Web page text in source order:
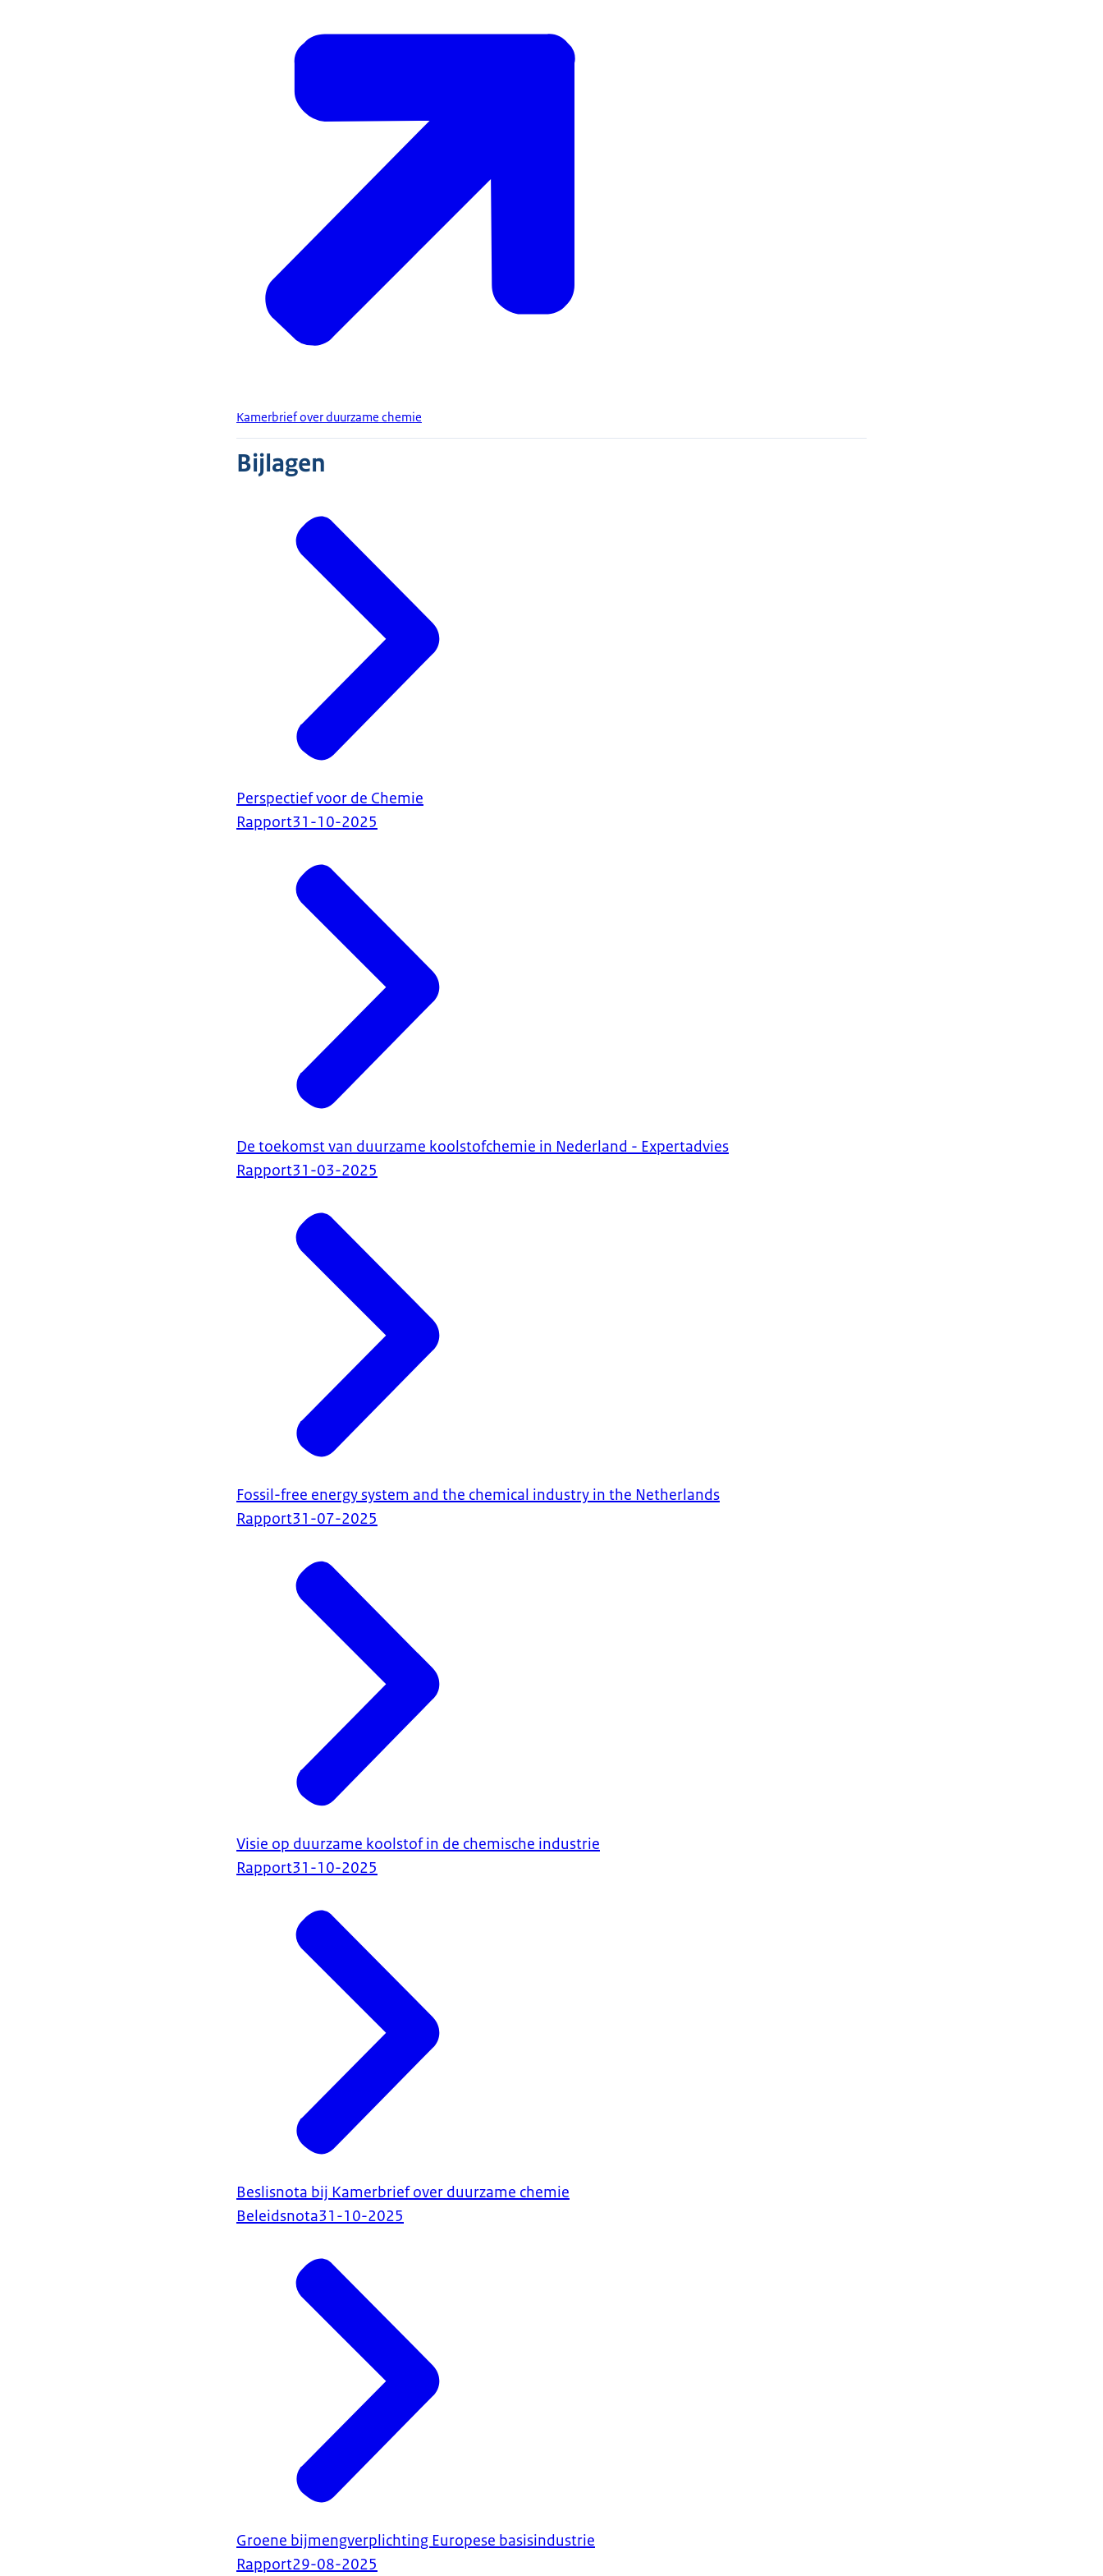
Kamerbrief over duurzame chemie
Bijlagen
Perspectief voor de Chemie
Rapport31-10-2025
De toekomst van duurzame koolstofchemie in Nederland - Expertadvies
Rapport31-03-2025
Fossil-free energy system and the chemical industry in the Netherlands
Rapport31-07-2025
Visie op duurzame koolstof in de chemische industrie
Rapport31-10-2025
Beslisnota bij Kamerbrief over duurzame chemie
Beleidsnota31-10-2025
Groene bijmengverplichting Europese basisindustrie
Rapport29-08-2025